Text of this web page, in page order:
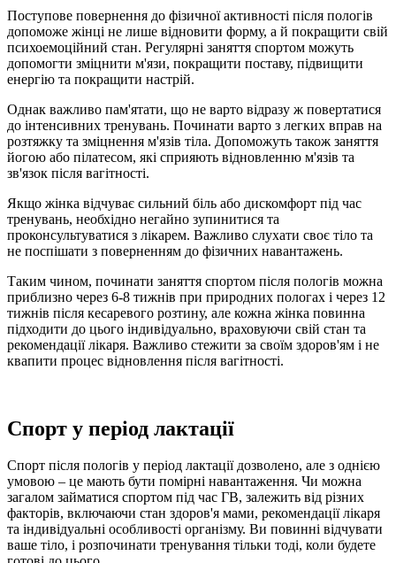
Поступове повернення до фізичної активності після пологів
допоможе жінці не лише відновити форму, а й покращити свій
психоемоційний стан. Регулярні заняття спортом можуть
допомогти зміцнити м'язи, покращити поставу, підвищити
енергію та покращити настрій.
Однак важливо пам'ятати, що не варто відразу ж повертатися
до інтенсивних тренувань. Починати варто з легких вправ на
розтяжку та зміцнення м'язів тіла. Допоможуть також заняття
йогою або пілатесом, які сприяють відновленню м'язів та
зв'язок після вагітності.
Якщо жінка відчуває сильний біль або дискомфорт під час
тренувань, необхідно негайно зупинитися та
проконсультуватися з лікарем. Важливо слухати своє тіло та
не поспішати з поверненням до фізичних навантажень.
Таким чином, починати заняття спортом після пологів можна
приблизно через 6-8 тижнів при природних пологах і через 12
тижнів після кесаревого розтину, але кожна жінка повинна
підходити до цього індивідуально, враховуючи свій стан та
рекомендації лікаря. Важливо стежити за своїм здоров'ям і не
квапити процес відновлення після вагітності.
Спорт у період лактації
Спорт після пологів у період лактації дозволено, але з однією
умовою – це мають бути помірні навантаження. Чи можна
загалом займатися спортом під час ГВ, залежить від різних
факторів, включаючи стан здоров'я мами, рекомендації лікаря
та індивідуальні особливості організму. Ви повинні відчувати
ваше тіло, і розпочинати тренування тільки тоді, коли будете